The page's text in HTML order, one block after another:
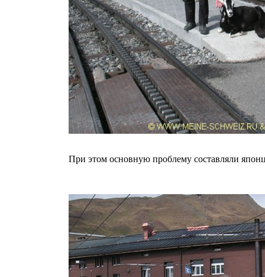
При этом основную проблему составляли